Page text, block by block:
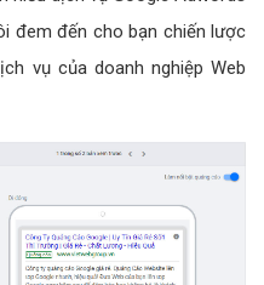
đem đến cho bạn chiến lược
vụ của doanh nghiệp Web